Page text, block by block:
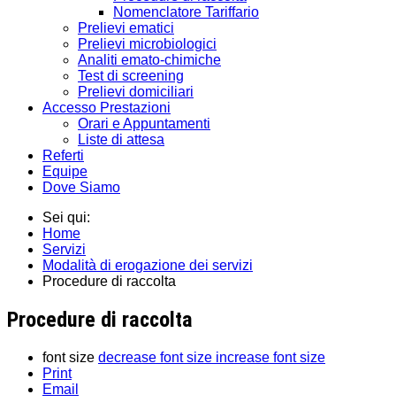
Nomenclatore Tariffario
Prelievi ematici
Prelievi microbiologici
Analiti emato-chimiche
Test di screening
Prelievi domiciliari
Accesso Prestazioni
Orari e Appuntamenti
Liste di attesa
Referti
Equipe
Dove Siamo
Sei qui:
Home
Servizi
Modalità di erogazione dei servizi
Procedure di raccolta
Procedure di raccolta
font size decrease font size increase font size
Print
Email